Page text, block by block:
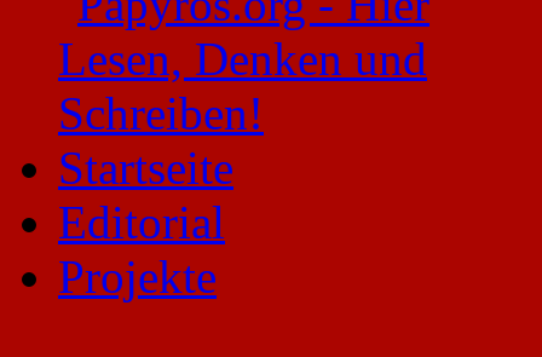
Startseite
Editorial
Projekte